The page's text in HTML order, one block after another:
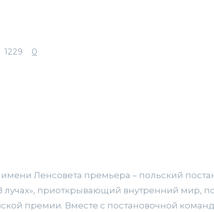
1229 0
имени Ленсовета премьера – польский
лучах», приоткрывающий внутренний мир,
премии. Вместе с постановочной